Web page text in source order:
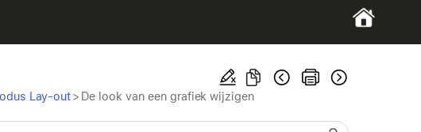
Lay-out> De look van een grafiek wijzigen